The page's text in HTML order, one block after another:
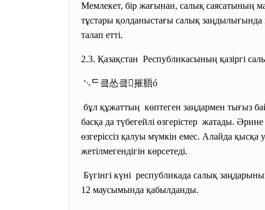
Мемлекет, бір жағынан, салық саясатының
тұстары қолданыстағы салық
талап етті.
2.3. Қазақстан Республикасының қазіргі
␃ᄃ킄怂킄愂̤摧䏸ó
бұл құжаттың көптеген заңдармен тығыз
басқа да түбегейлі өзгерістер жатады.
өзгеріссіз қалуы мүмкін емес. Алайда қысқа
жетілмегендігін көрсетеді.
Бүгінгі күні республикада салық
12 маусымында қабылданды.